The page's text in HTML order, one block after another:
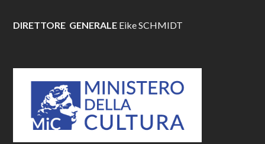
DIRETTORE GENERALE Eike SCHMIDT